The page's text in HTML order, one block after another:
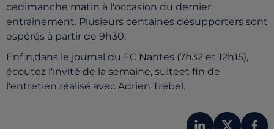
cedimanche matin à l'occasion du dernier
entraînement. Plusieurs centaines desupporters sont
espérés à partir de 9h30.
Enfin,dans le journal du FC Nantes (7h32 et 12h15),
écoutez l'invité de la semaine, suiteet fin de
l'entretien réalisé avec Adrien Trébel.